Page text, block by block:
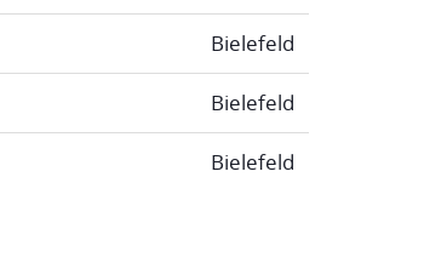
Bielefeld
Bielefeld
Bielefeld